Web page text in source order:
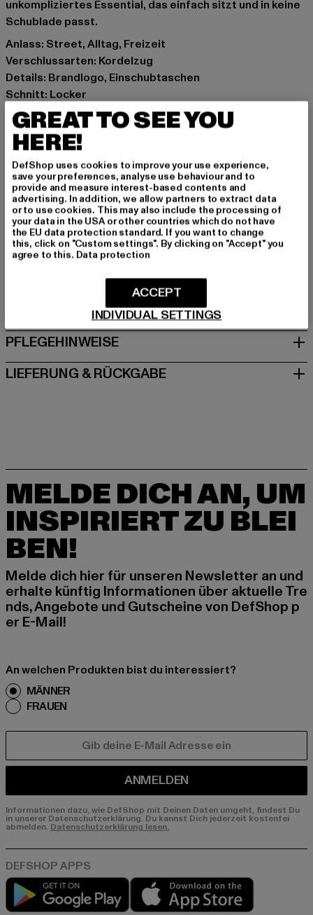
unkompliziertes Essential, das einfach sitzt und in keine
Schublade passt.
Anlass: Street, Alltag, Freizeit
Verschlussarten: Kordelzug
Details: Brandlogo, Einschubtaschen
Schnitt: Locker
Marke: 9N1M SENSE
Kat.: Jogginghosen
Farbe: schwarz
Hersteller Farbe: black
Materialzusammensetzung: 100% Baumwolle
Art.Nr: SENSE384-00007
Hersteller: TB International GmbH |info@tbint.de
Dr.-Robert-Murjahn-Straße 7 | 64372 Ober-Ramstadt |
DE
GRÖSSE & PASSFORM
PFLEGEHINWEISE
LIEFERUNG & RÜCKGABE
MELDE DICH AN, UM
INSPIRIERT ZU BLEI
BEN!
Melde dich hier für unseren Newsletter an und
erhalte künftig Informationen über aktuelle Tre
nds, Angebote und Gutscheine von DefShop p
er E-Mail!
An welchen Produkten bist du interessiert?
MÄNNER
FRAUEN
ANMELDEN
Informationen dazu, wie DefShop mit Deinen Daten umgeht, findest Du
in unserer Datenschutzerklärung. Du kannst Dich jederzeit kostenfei
abmelden. Datenschutzerklärung lesen.
Play market
GREAT TO SEE YOU
HERE!
DefShop uses cookies to improve your use experience,
save your preferences, analyse use behaviour and to
provide and measure interest-based contents and
advertising. In addition, we allow partners to extract data
or to use cookies. This may also include the processing of
your data in the USA or other countries which do not have
the EU data protection standard. If you want to change
this, click on "Custom settings". By clicking on "Accept" you
agree to this. Data protection
INDIVIDUAL SETTINGS
ACCEPT